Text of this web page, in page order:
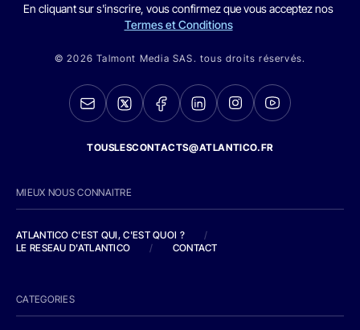
En cliquant sur s'inscrire, vous confirmez que vous acceptez nos
Termes et Conditions
© 2026 Talmont Media SAS. tous droits réservés.
TOUSLESCONTACTS@ATLANTICO.FR
MIEUX NOUS CONNAITRE
ATLANTICO C'EST QUI, C'EST QUOI ?
/
LE RESEAU D'ATLANTICO
/ CONTACT
CATEGORIES